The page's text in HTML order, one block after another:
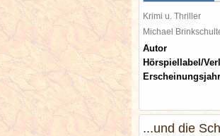
Krimi u. Thriller
Michael
Autor
Hörspiellabel/
Erscheinungsjahr
...und die